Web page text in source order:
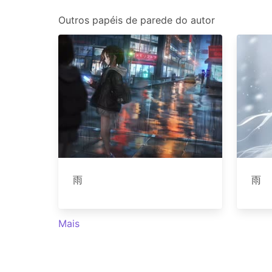
Outros papéis de parede do autor
雨 雨
Mais